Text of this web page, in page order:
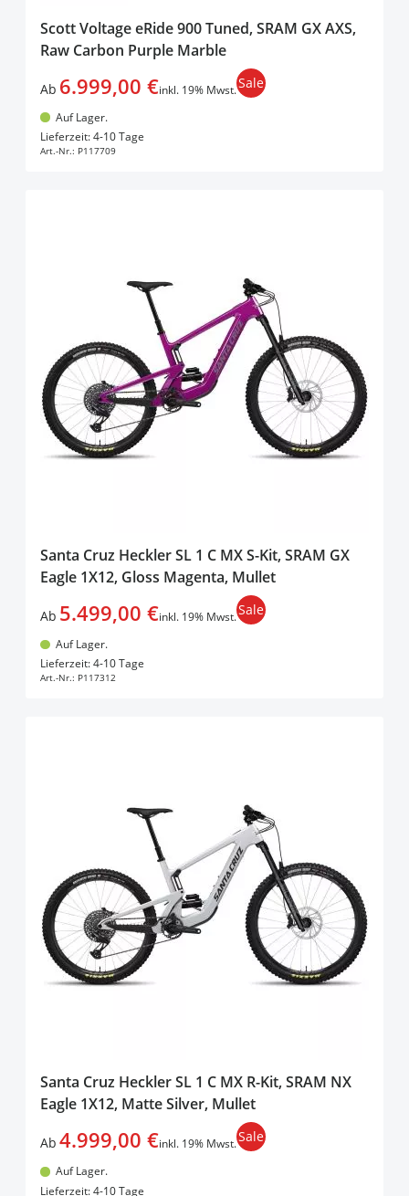
Scott Voltage eRide 900 Tuned, SRAM GX AXS,
Raw Carbon Purple Marble
Ab 6.999,00 €inkl. 19% Mwst.Sale
Auf Lager.
Lieferzeit: 4-10 Tage
Art.-Nr.: P117709
Santa Cruz Heckler SL 1 C MX S-Kit, SRAM GX
Eagle 1X12, Gloss Magenta, Mullet
Ab 5.499,00 €inkl. 19% Mwst.Sale
Auf Lager.
Lieferzeit: 4-10 Tage
Art.-Nr.: P117312
Santa Cruz Heckler SL 1 C MX R-Kit, SRAM NX
Eagle 1X12, Matte Silver, Mullet
Ab 4.999,00 €inkl. 19% Mwst.Sale
Auf Lager.
Lieferzeit: 4-10 Tage